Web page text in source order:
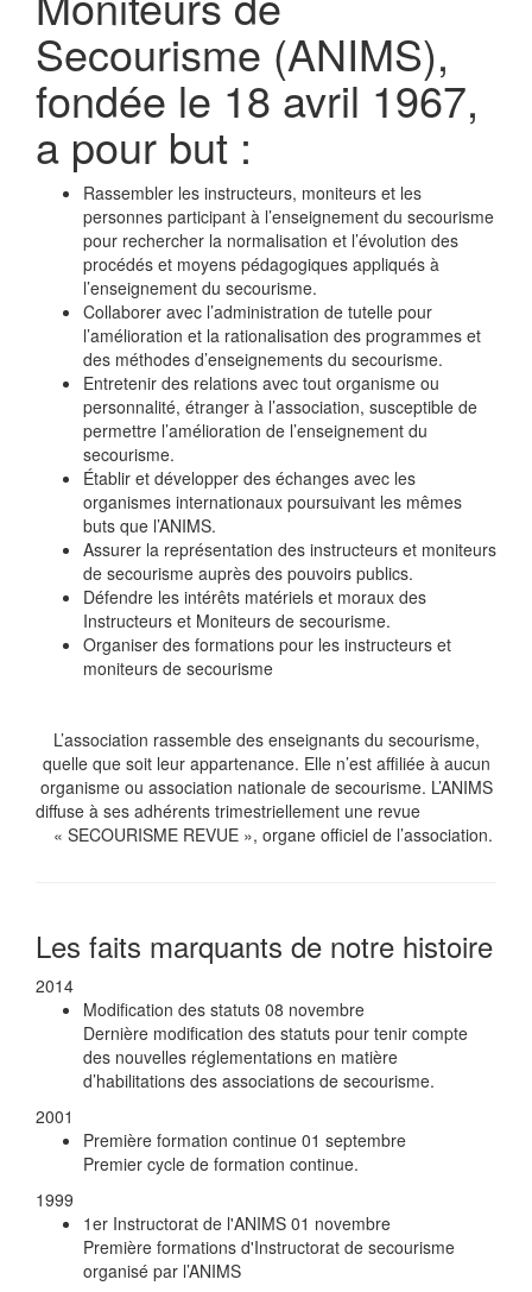
Secourisme (ANIMS),
fondée le 18 avril 1967,
a pour but :
Rassembler les instructeurs, moniteurs et les
personnes participant à l’enseignement du secourisme
pour rechercher la normalisation et l’évolution des
procédés et moyens pédagogiques appliqués à
l’enseignement du secourisme.
Collaborer avec l’administration de tutelle pour
l’amélioration et la rationalisation des programmes et
des méthodes d’enseignements du secourisme.
Entretenir des relations avec tout organisme ou
personnalité, étranger à l’association, susceptible de
permettre l’amélioration de l’enseignement du
secourisme.
Établir et développer des échanges avec les
organismes internationaux poursuivant les mêmes
buts que l’ANIMS.
Assurer la représentation des instructeurs et moniteurs
de secourisme auprès des pouvoirs publics.
Défendre les intérêts matériels et moraux des
Instructeurs et Moniteurs de secourisme.
Organiser des formations pour les instructeurs et
moniteurs de secourisme
L’association rassemble des enseignants du secourisme,
quelle que soit leur appartenance. Elle n’est affiliée à aucun
organisme ou association nationale de secourisme. L’ANIMS
diffuse à ses adhérents trimestriellement une revue
« SECOURISME REVUE », organe officiel de l’association.
Les faits marquants de notre histoire
2014
Modification des statuts 08 novembre
Dernière modification des statuts pour tenir compte
des nouvelles réglementations en matière
d’habilitations des associations de secourisme.
2001
Première formation continue 01 septembre
Premier cycle de formation continue.
1999
1er Instructorat de l'ANIMS 01 novembre
Première formations d'Instructorat de secourisme
organisé par l’ANIMS